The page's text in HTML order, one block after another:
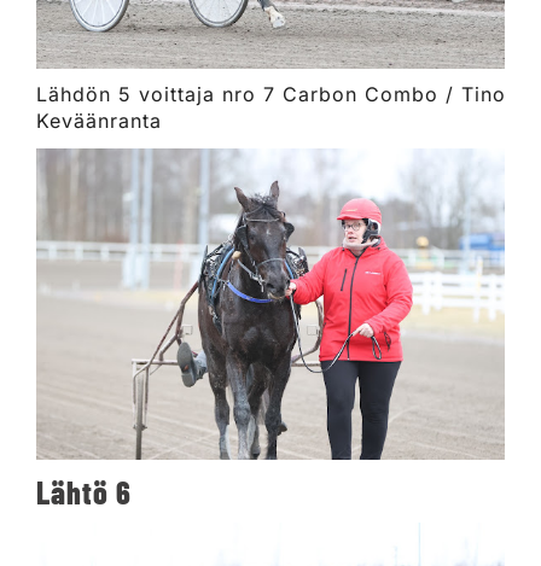
Lähdön 5 voittaja nro 7 Carbon Combo / Tino
Keväänranta
Lähtö 6